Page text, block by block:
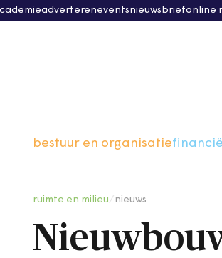
advertereneventsnieuwsbriefonline
bestuur en organisatie
ruimte en milieu nieuws